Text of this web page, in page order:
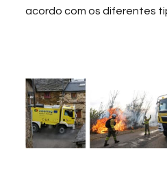
acordo com os diferentes